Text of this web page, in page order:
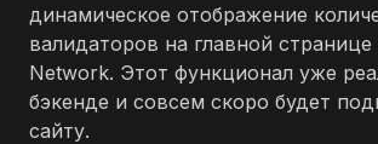
динамическое отображение
валидаторов на главной странице
Network. Этот функционал уже
бэкенде и совсем скоро будет
сайту.